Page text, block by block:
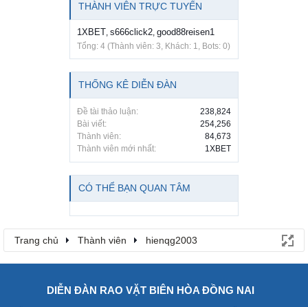
THÀNH VIÊN TRỰC TUYẾN
1XBET, s666click2, good88reisen1
Tổng: 4 (Thành viên: 3, Khách: 1, Bots: 0)
THỐNG KÊ DIỄN ĐÀN
Đề tài thảo luận:
238,824
Bài viết:
254,256
Thành viên:
84,673
Thành viên mới nhất:
1XBET
CÓ THỂ BẠN QUAN TÂM
Trang chủ Thành viên hienqg2003
DIỄN ĐÀN RAO VẶT BIÊN HÒA ĐỒNG NAI